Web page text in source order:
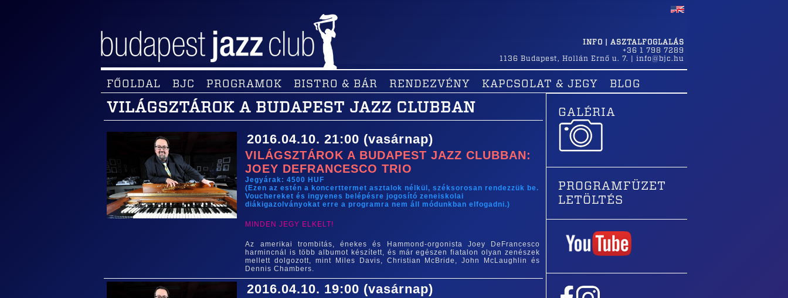
INFO | ASZTALFOGLALÁS
+36 1 798 7289
1136 Budapest , Hollán Ernő u. 7. info@bjc.hu
FŐOLDAL BJC PROGRAMOK BISTRO & BÁR RENDEZVÉNY KAPCSOLAT & JEGY BLOG
VILÁGSZTÁROK A BUDAPEST JAZZ CLUBBAN
2016.04.10. 21:00 (vasárnap)
VILÁGSZTÁROK A BUDAPEST JAZZ CLUBBAN:
JOEY DEFRANCESCO TRIO
Jegyárak: 4500 HUF
(Ezen az estén a koncerttermet asztalok nélkül, széksorosan rendezzük be.
Vouchereket és ingyenes belépésre jogosító zeneiskolai
diákigazolványokat erre a programra nem áll módunkban elfogadni.)
MINDEN JEGY ELKELT!
Az amerikai trombitás, énekes és Hammond-orgonista Joey DeFrancesco
harmincnál is több albumot készített, és már egészen fiatalon olyan zenészek
mellett dolgozott, mint Miles Davis, Christian McBride, John McLaughlin és
Dennis Chambers.
2016.04.10. 19:00 (vasárnap)
GALÉRIA
PROGRAMFÜZET
LETÖLTÉS